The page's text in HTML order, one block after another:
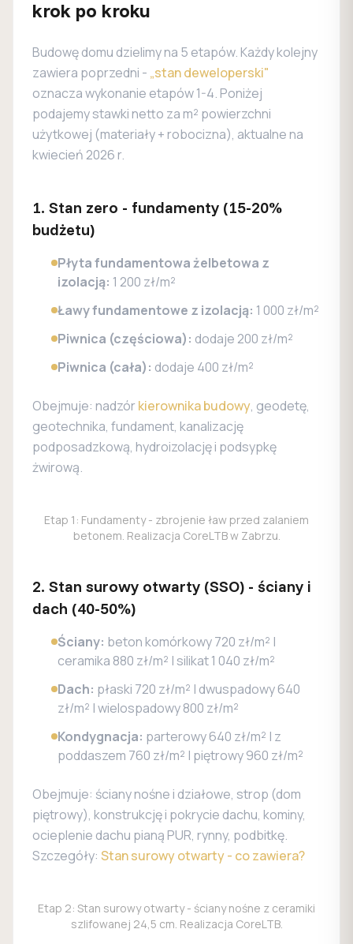
krok po kroku
Budowę domu dzielimy na 5 etapów. Każdy kolejny
zawiera poprzedni - „stan deweloperski"
oznacza wykonanie etapów 1-4. Poniżej
podajemy stawki netto za m² powierzchni
użytkowej (materiały + robocizna), aktualne na
kwiecień 2026 r.
1. Stan zero - fundamenty (15-20%
budżetu)
Płyta fundamentowa żelbetowa z
izolacją: 1 200 zł/m²
Ławy fundamentowe z izolacją: 1 000 zł/m²
Piwnica (częściowa): dodaje 200 zł/m²
Piwnica (cała): dodaje 400 zł/m²
Obejmuje: nadzór kierownika budowy, geodetę,
geotechnika, fundament, kanalizację
podposadzkową, hydroizolację i podsypkę
żwirową.
Etap 1: Fundamenty - zbrojenie ław przed zalaniem
betonem. Realizacja CoreLTB w Zabrzu.
2. Stan surowy otwarty (SSO) - ściany i
dach (40-50%)
Ściany: beton komórkowy 720 zł/m² |
ceramika 880 zł/m² | silikat 1 040 zł/m²
Dach: płaski 720 zł/m² | dwuspadowy 640
zł/m² | wielospadowy 800 zł/m²
Kondygnacja: parterowy 640 zł/m² | z
poddaszem 760 zł/m² | piętrowy 960 zł/m²
Obejmuje: ściany nośne i działowe, strop (dom
piętrowy), konstrukcję i pokrycie dachu, kominy,
ocieplenie dachu pianą PUR, rynny, podbitkę.
Szczegóły: Stan surowy otwarty - co zawiera?
Etap 2: Stan surowy otwarty - ściany nośne z ceramiki
szlifowanej 24,5 cm. Realizacja CoreLTB.